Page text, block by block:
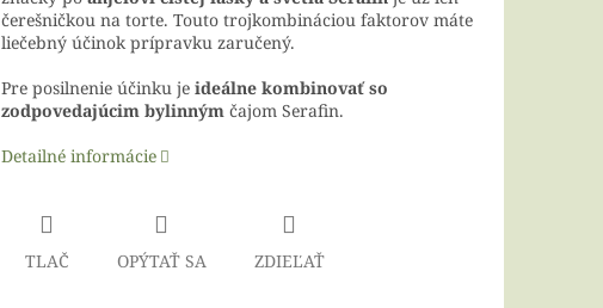
čerešničkou na torte. Touto trojkombináciou faktorov máte
liečebný účinok prípravku zaručený.
Pre posilnenie účinku je ideálne kombinovať so
zodpovedajúcim bylinným čajom Serafin.
Detailné informácie
TLAČ OPÝTAŤ SA ZDIEĽAŤ